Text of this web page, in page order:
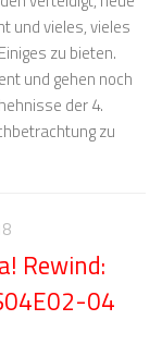
und vieles, vieles
zu bieten.
und gehen noch
der 4.
zu
Rewind:
04